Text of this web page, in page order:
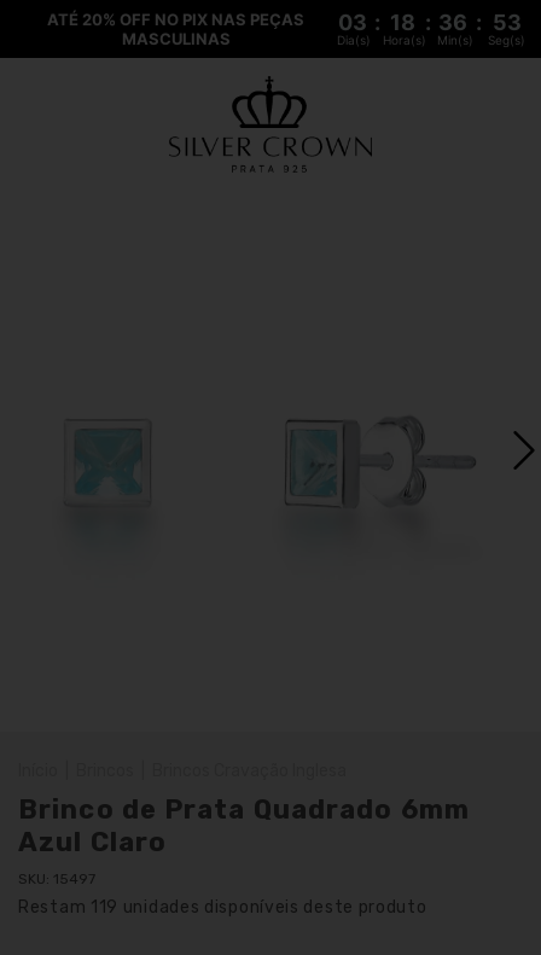
ATÉ 20% OFF NO PIX NAS PEÇAS
MASCULINAS
03 : 18 : 36 : 52
Dia(s) Hora(s) Min(s) Seg(s)
Brinco de Prata Quadrado 6mm
Azul Claro
SKU: 15497
Restam 119 unidades disponíveis deste produto